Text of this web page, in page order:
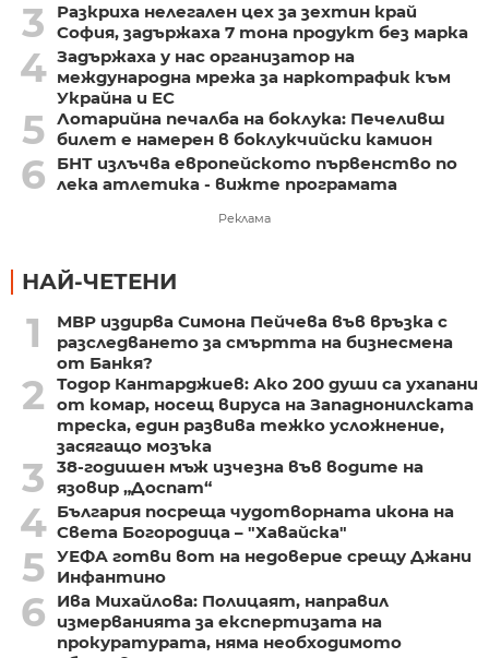
3
Разкриха нелегален цех за зехтин край
София, задържаха 7 тона продукт без марка
4 Задържаха у нас организатор на
международна мрежа за наркотрафик към
Украйна и ЕС
5 Лотарийна печалба на боклука: Печеливш
билет е намерен в боклукчийски камион
6
БНТ излъчва европейското първенство по
лека атлетика - вижте програмата
Реклама
НАЙ-ЧЕТЕНИ
1
МВР издирва Симона Пейчева във връзка с
разследването за смъртта на бизнесмена
от Банкя?
2
Тодор Кантарджиев: Ако 200 души са ухапани
от комар, носещ вируса на Западнонилската
треска, един развива тежко усложнение,
засягащо мозъка
3
38-годишен мъж изчезна във водите на
язовир „Доспат“
4 България посреща чудотворната икона на
Света Богородица – "Хавайска"
5 УЕФА готви вот на недоверие срещу Джани
Инфантино
6
Ива Михайлова: Полицаят, направил
измерванията за експертизата на
прокуратурата, няма необходимото